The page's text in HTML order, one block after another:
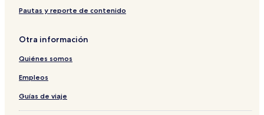
Pautas y reporte de contenido
Otra información
Quiénes somos
Empleos
Guías de viaje